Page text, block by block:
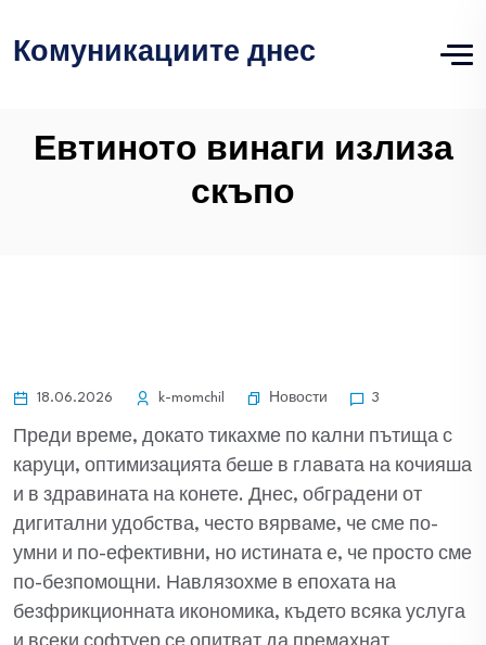
Комуникациите днес
Евтиното винаги излиза
скъпо
18.06.2026 k-momchil Новости 3
Преди време, докато тикахме по кални пътища с
каруци, оптимизацията беше в главата на кочияша
и в здравината на конете. Днес, обградени от
дигитални удобства, често вярваме, че сме по-
умни и по-ефективни, но истината е, че просто сме
по-безпомощни. Навлязохме в епохата на
безфрикционната икономика, където всяка услуга